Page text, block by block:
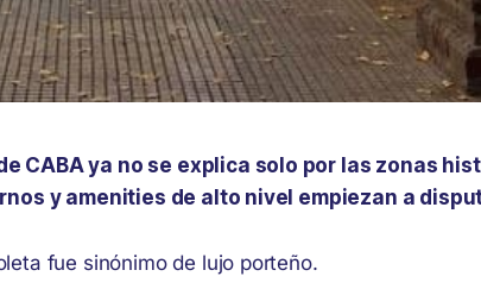
CABA ya no se explica solo por las zonas
y amenities de alto nivel empiezan a
fue sinónimo de lujo porteño.